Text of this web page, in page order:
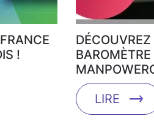
!
DÉCOUVREZ
LIRE